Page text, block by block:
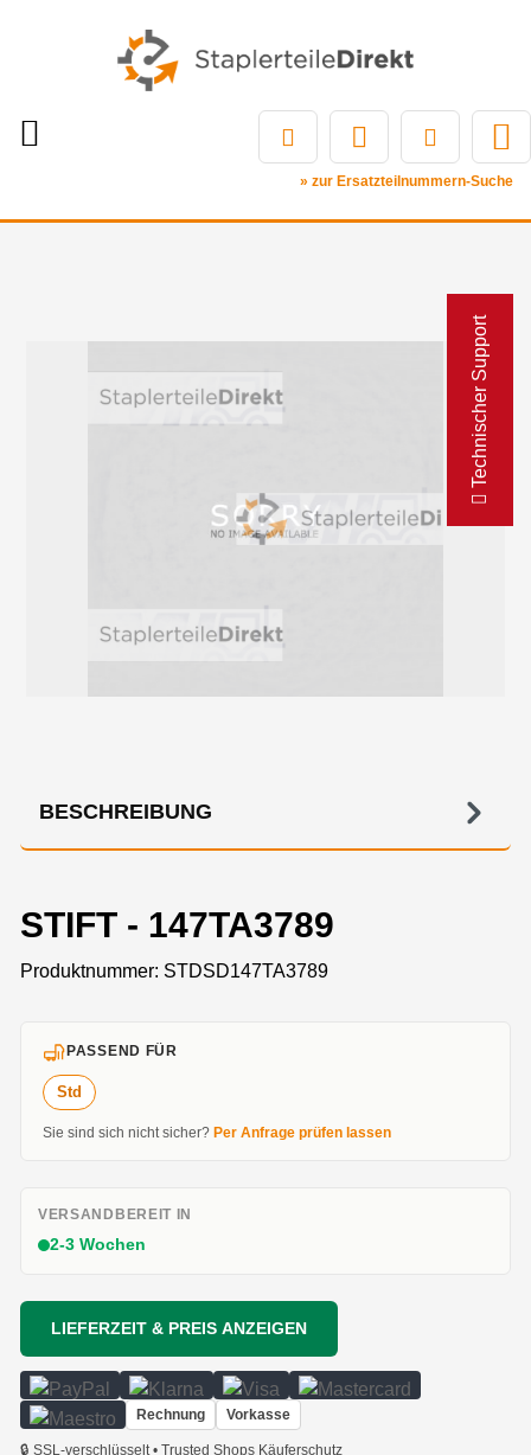
Technischer Support
» zur Ersatzteilnummern-Suche
BESCHREIBUNG
STIFT - 147TA3789
Produktnummer: STDSD147TA3789
PASSEND FÜR
Std
Sie sind sich nicht sicher? Per Anfrage prüfen lassen
VERSANDBEREIT IN
2-3 Wochen
LIEFERZEIT & PREIS ANZEIGEN
Rechnung Vorkasse
🔒 SSL-verschlüsselt • Trusted Shops Käuferschutz